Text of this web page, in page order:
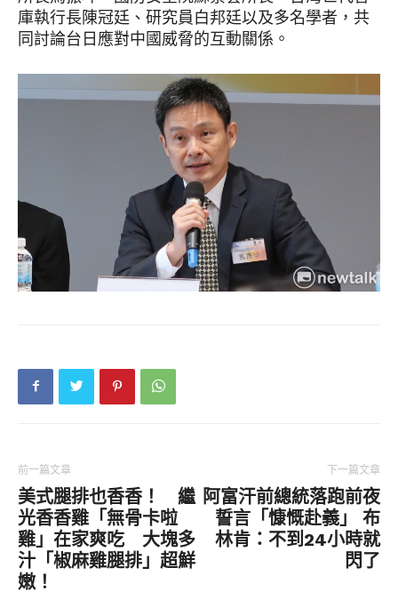
庫執行長陳冠廷、研究員白邦廷以及多名學者，共
同討論台日應對中國威脅的互動關係。
前一篇文章
美式腿排也香香！ 繼
光香香雞「無骨卡啦
雞」在家爽吃 大塊多
汁「椒麻雞腿排」超鮮
嫩！
下一篇文章
阿富汗前總統落跑前夜
誓言「慷慨赴義」 布
林肯：不到24小時就
閃了